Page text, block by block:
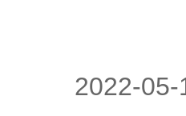
2022-